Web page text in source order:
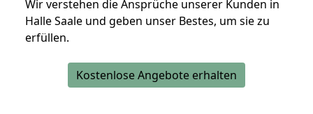
Wir verstehen die Ansprüche unserer Kunden in
Halle Saale und geben unser Bestes, um sie zu
erfüllen.
Kostenlose Angebote erhalten